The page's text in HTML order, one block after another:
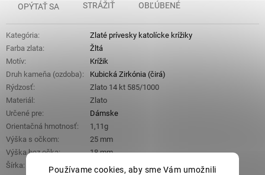
Používame cookies, aby sme Vám umožnili
OPÝTAŤ SA STRÁŽIŤ OBĽÚBENÉ
Kategória:
Zlaté prívesky katolícke krížiky
Farba zlata:
Žltá
Motív:
Krížik
Druh kameňa (ozdoba):
Kubická Zirkónia (čirá)
Rýdzosť:
Zlato 14 kt 585/1000
Materiál :
Zlato
Určené pre:
Dámske
Orientačná hmotnosť:
1,11g
Výška s očkom:
25 mm
Výška bez očka:
18 mm
Šírka: 15 mm